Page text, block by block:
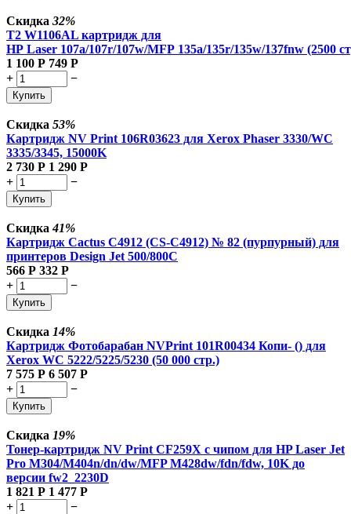
Скидка 32%
T2 W1106AL картридж для
HP Laser 107a/107r/107w/MFP 135a/135r/135w/137fnw (2500
1 100 Р 749 Р
+
−
Купить
Скидка 53%
Картридж NV Print 106R03623 для Xerox Phaser 3330/WC
3335/3345, 15000K
2 730 Р 1 290 Р
+
−
Купить
Скидка41%
Картридж Cactus C4912 (CS-C4912) № 82 (пурпурный) для
принтеров Design Jet 500/800C
566 Р 332 Р
+
−
Купить
Скидка 14%
Картридж Фотобарабан NVPrint 101R00434 Копи- () для
Xerox WC 5222/5225/5230 (50 000 стр.)
7 575 Р 6 507 Р
+
−
Купить
Скидка 19%
Тонер-картридж NV Print CF259X с чипом для HP Laser Jet
Pro M304/M404n/dn/dw/MFP M428dw/fdn/fdw, 10K до
версии fw2_2230D
1 821 Р 1 477 Р
+
−